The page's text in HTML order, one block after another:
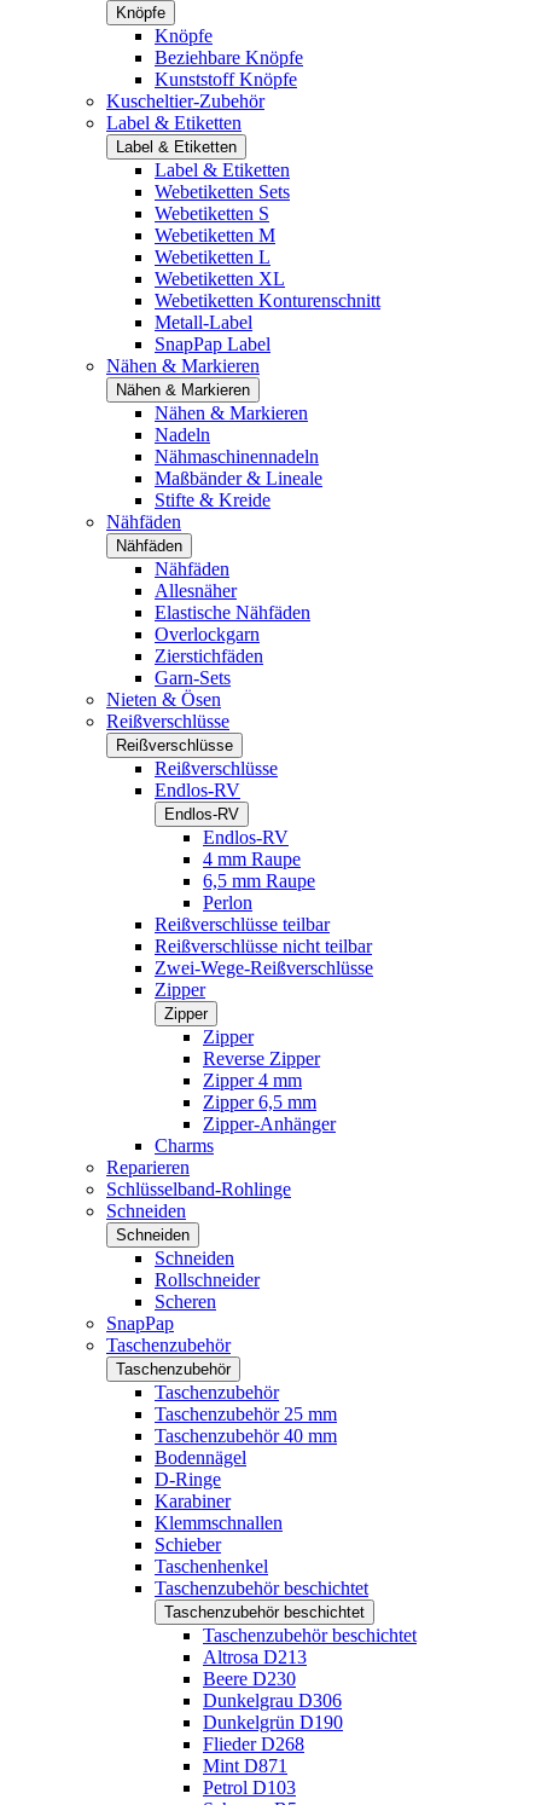
Knöpfe
Knöpfe
Beziehbare Knöpfe
Kunststoff Knöpfe
Kuscheltier-Zubehör
Label & Etiketten
Label & Etiketten
Label & Etiketten
Webetiketten Sets
Webetiketten S
Webetiketten M
Webetiketten L
Webetiketten XL
Webetiketten Konturenschnitt
Metall-Label
SnapPap Label
Nähen & Markieren
Nähen & Markieren
Nähen & Markieren
Nadeln
Nähmaschinennadeln
Maßbänder & Lineale
Stifte & Kreide
Nähfäden
Nähfäden
Nähfäden
Allesnäher
Elastische Nähfäden
Overlockgarn
Zierstichfäden
Garn-Sets
Nieten & Ösen
Reißverschlüsse
Reißverschlüsse
Reißverschlüsse
Endlos-RV
Endlos-RV
Endlos-RV
4 mm Raupe
6,5 mm Raupe
Perlon
Reißverschlüsse teilbar
Reißverschlüsse nicht teilbar
Zwei-Wege-Reißverschlüsse
Zipper
Zipper
Zipper
Reverse Zipper
Zipper 4 mm
Zipper 6,5 mm
Zipper-Anhänger
Charms
Reparieren
Schlüsselband-Rohlinge
Schneiden
Schneiden
Schneiden
Rollschneider
Scheren
SnapPap
Taschenzubehör
Taschenzubehör
Taschenzubehör
Taschenzubehör 25 mm
Taschenzubehör 40 mm
Bodennägel
D-Ringe
Karabiner
Klemmschnallen
Schieber
Taschenhenkel
Taschenzubehör beschichtet
Taschenzubehör beschichtet
Taschenzubehör beschichtet
Altrosa D213
Beere D230
Dunkelgrau D306
Dunkelgrün D190
Flieder D268
Mint D871
Petrol D103